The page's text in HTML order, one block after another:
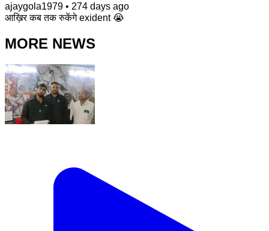
ajaygola1979 • 274 days ago
आख़िर कब तक रुकेंगे exident 😭
MORE NEWS